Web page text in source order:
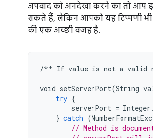
अपवाद को अनदेखा करने का तो आप
सकते हैं, लेकिन आपको यह टिप्पणी भी
की एक अच्छी वजह है.
/** If value is not a valid
void setServerPort(String
try {
serverPort = Integer .
} catch (
// Method is